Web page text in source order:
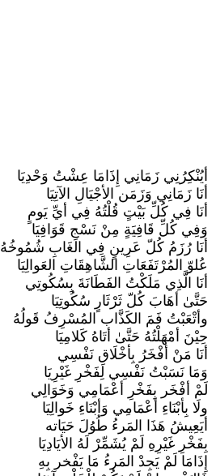
أيُنْكِرُنِي زَمَانِي إِذَامَا عِشْتُ وَحْدِيَا
أنَا زَمَانِي وَزَمَن الأجْيَالِ الآتِيَا
أنَا فِي كُلِّ بَيْتٍ قُلْتُهُ فِي أيِّ يَومٍ
وَفِي كُلِّ قَافِيَةٍ مِنْ نَسْجِ قَوَافِيَا
أنَا رُزَمُ كُلّ عَرِينٍ فِي الغَابِ شُمُوخُهُ
عُلوّ المُرْتَفَعَاتِ الشَّاهِقَاتِ العَوالِيَا
أنَا الَّذِي مَلَكْتُ الفَطَانَةَ بِسُكُوتِي
حَتَّىٰ أهَابَ كُلّ ثَرْثَارٍ سُكُوتِيَا
وأتْعَبْتُ فَمَ الكَذَّاب المُسْرِفُ قَولُهُ
حِيْنَ أمْهَلْتُهُ حَتَّىٰ أتَاهُ كَلامِيَا
أنَا مَنْ أفْخَرُ بِأخْلَاقِ نَفْسِي
وَمَا نَسَبْتُ نَفْسِي لِفَخْرِ غَيْرِيَا
لَمْ أفْخَر بِفَخْرِ أعْمَامِي وَخَوَالِي
ولَا بِأبْنَاءِ أعْمَامِي وَأبْنَاءِ خَوالِيَا
أيَعِيشُ هَذَا المَرءُ طُوُلَ حَيَاته
بِفَخْرِ غَيْرِهِ لَمْ يُشَمِّرْ لَهُ الأيَادِيَا
إِذَامَا لَمْ يَجِدْ المَرءُ مَا يَفْخر بِهِ